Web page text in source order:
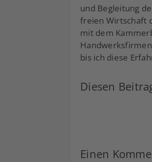
und Begleitung
freien Wirtschaft
mit dem
bis ich diese
Diesen
Einen